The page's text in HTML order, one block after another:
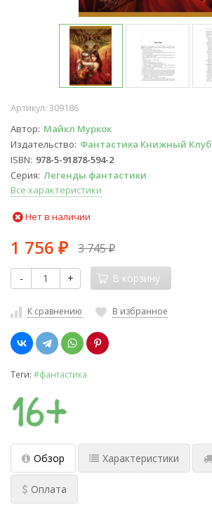
Артикул: 309186
Автор Майкл Муркок
Издательство Фантастика Книжный Клуб
ISBN 978-5-91878-594-2
Серия Легенды фантастики
Все характеристики
Нет в наличии
1 756 ₽ 3 745₽
- + В корзину
К сравнению В избранное
Теги: #фантастика
Обзор Характеристики
Оплата